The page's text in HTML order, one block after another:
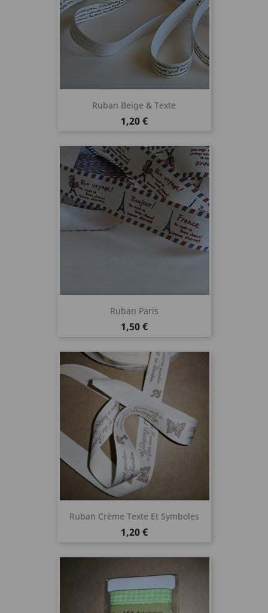
Ruban Beige & Texte
Prix
1,20 €
Ruban Paris
Prix
1,50 €
Ruban Crème Texte Et Symboles
Prix
1,20 €